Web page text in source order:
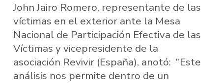
John Jairo Romero, representante de las
víctimas en el exterior ante la Mesa
Nacional de Participación Efectiva de las
Víctimas y vicepresidente de la
asociación Revivir (España), anotó: “Este
análisis nos permite dentro de un